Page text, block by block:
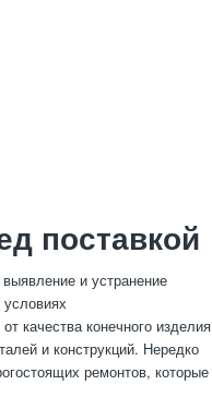
поставкой
и устранение
качества конечного изделия
и конструкций. Нередко
ремонтов, которые